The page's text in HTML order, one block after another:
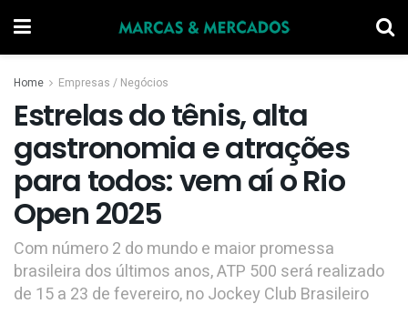
Home Empresas / Negócios
Estrelas do tênis, alta
gastronomia e atrações
para todos: vem aí o Rio
Open 2025
Com número 2 do mundo e maior promessa
brasileira dos últimos anos, ATP 500 será realizado
de 15 a 23 de fevereiro, no Jockey Club Brasileiro